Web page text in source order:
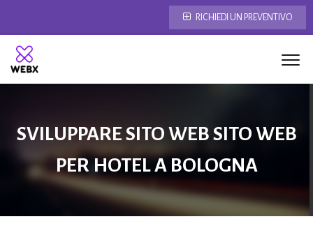
RICHIEDI UN PREVENTIVO
SVILUPPARE SITO WEB SITO WEB
PER HOTEL A BOLOGNA